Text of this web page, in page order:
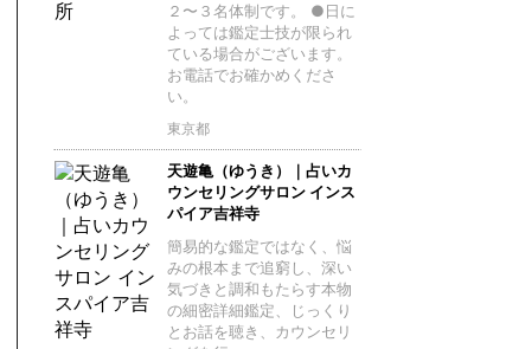
２〜３名体制です。 ●日に
よっては鑑定士技が限られ
ている場合がございます。
お電話でお確かめくださ
い。
東京都
天遊亀（ゆうき）｜占いカ
ウンセリングサロン インス
パイア吉祥寺
簡易的な鑑定ではなく、悩
みの根本まで追窮し、深い
気づきと調和もたらす本物
の細密詳細鑑定、じっくり
とお話を聴き、カウンセリ